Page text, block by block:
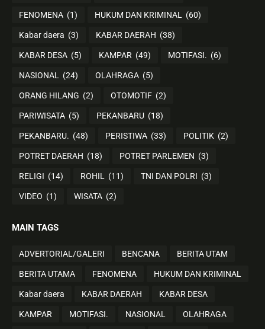
FENOMENA (1) HUKUM DAN KRIMINAL (60)
Kabar daera (3) KABAR DAERAH (38)
KABAR DESA (5) KAMPAR (49) MOTIFASI. (6)
NASIONAL (24) OLAHRAGA (5)
ORANG HILANG (2) OTOMOTIF (2)
PARIWISATA (5) PEKANBARU (18)
PEKANBARU. (48) PERISTIWA (33) POLITIK (2)
POTRET DAERAH (18) POTRET PARLEMEN (3)
RELIGI (14) ROHIL (11) TNI DAN POLRI (3)
VIDEO (1) WISATA (2)
MAIN TAGS
ADVERTORIAL/GALERI BENCANA BERITA UTAM
BERITA UTAMA FENOMENA HUKUM DAN KRIMINAL
Kabar daera KABAR DAERAH KABAR DESA
KAMPAR MOTIFASI. NASIONAL OLAHRAGA